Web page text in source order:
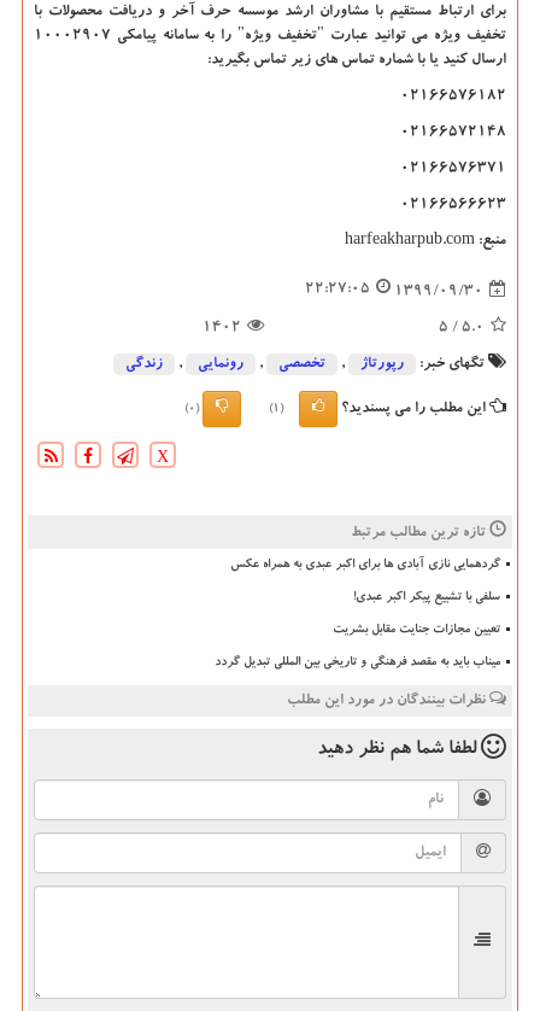
برای ارتباط مستقیم با مشاوران ارشد موسسه حرف آخر و دریافت محصولات با
تخفیف ویژه می توانید عبارت "تخفیف ویژه" را به سامانه پیامکی 10002907
ارسال کنید یا با شماره تماس های زیر تماس بگیرید:
02166576182
02166572148
02166576371
02166566623
منبع: harfeakharpub.com
1399/09/30
22:27:05
5.0
/ 5
1402
تگهای خبر: رپورتاژ , تخصصی , رونمایی , زندگی
این مطلب را می پسندید؟ (1)
(0)
X
تازه ترین مطالب مرتبط
گردهمایی نازی آبادی ها برای اکبر عبدی به همراه عکس
سلفی با تشییع پیکر اکبر عبدی!
تعیین مجازات جنایت مقابل بشریت
میناب باید به مقصد فرهنگی و تاریخی بین المللی تبدیل گردد
نظرات بینندگان در مورد این مطلب
لطفا شما هم نظر دهید